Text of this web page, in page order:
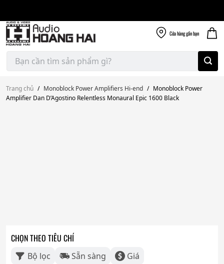
content
Cửa hànggần bạn
Tìm
kiếm:
Trang chủ / Monoblock Power Amplifiers Hi-end / Monoblock Power
Amplifier Dan D’Agostino Relentless Monaural Epic 1600 Black
CHỌN THEO TIÊU CHÍ
Bộ lọc Sẵn sàng Giá